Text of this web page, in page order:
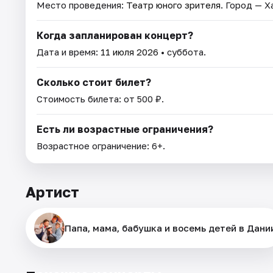
Место проведения: Театр юного зрителя. Город —
Когда запланирован концерт?
Дата и время: 11 июля 2026 • суббота.
Сколько стоит билет?
Стоимость билета: от 500 ₽.
Есть ли возрастные ограничения?
Возрастное ограничение: 6+.
Артист
Папа, мама, бабушка и восемь детей в